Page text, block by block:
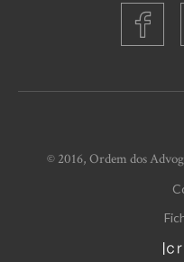
© 2016, Ordem dos